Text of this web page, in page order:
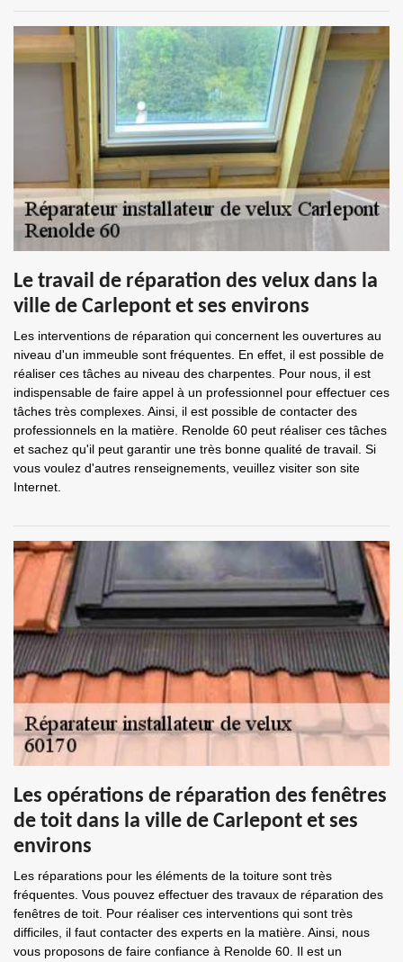
Le travail de réparation des velux dans la
ville de Carlepont et ses environs
Les interventions de réparation qui concernent les ouvertures au
niveau d'un immeuble sont fréquentes. En effet, il est possible de
réaliser ces tâches au niveau des charpentes. Pour nous, il est
indispensable de faire appel à un professionnel pour effectuer ces
tâches très complexes. Ainsi, il est possible de contacter des
professionnels en la matière. Renolde 60 peut réaliser ces tâches
et sachez qu'il peut garantir une très bonne qualité de travail. Si
vous voulez d'autres renseignements, veuillez visiter son site
Internet.
Les opérations de réparation des fenêtres
de toit dans la ville de Carlepont et ses
environs
Les réparations pour les éléments de la toiture sont très
fréquentes. Vous pouvez effectuer des travaux de réparation des
fenêtres de toit. Pour réaliser ces interventions qui sont très
difficiles, il faut contacter des experts en la matière. Ainsi, nous
vous proposons de faire confiance à Renolde 60. Il est un